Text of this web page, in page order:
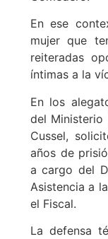
En ese
mujer que
reiteradas
íntimas a la
En los
del Ministerio
Cussel,
años de
a cargo del
Asistencia a
el Fiscal.
La defensa